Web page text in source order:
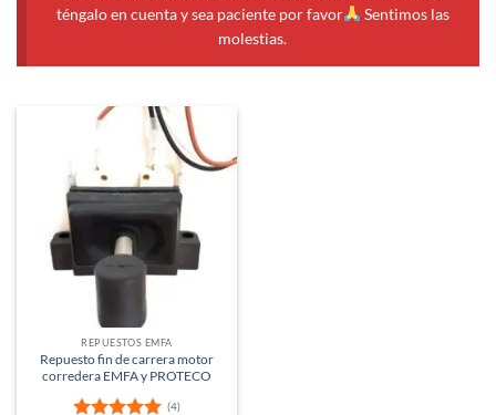
téngalo en cuenta y sea paciente por favor
Sentimos las
molestias.
REPUESTOS EMFA
Repuesto fin de carrera motor
corredera EMFA y PROTECO
(4)